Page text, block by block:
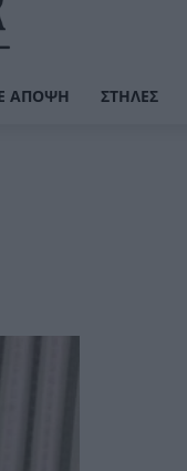
ΆΠΟΨΗ ΣΤΉΛΕΣ